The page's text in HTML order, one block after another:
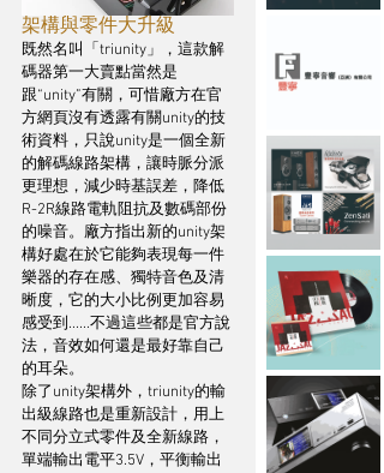
架構與零件大升級
既然名叫「triunity」，這款解
碼器第一大賣點當然是
跟“unity”有關，可惜廠方在官
方網頁沒有透露有關unity的技
術資料，只說unity是一個全新
的解碼線路架構，讓時脈分派
更理想，減少時基誤差，降低
R-2R線路電軌阻抗及數碼部份
的噪音。廠方指出新的unity架
構好處在於它能夠表現每一件
樂器的存在感、獨特音色及清
晰度，它的大小比例更加容易
感受到......不過這些都是官方說
法，音效如何還是最好靠自己
的耳朵。
除了unity架構外，triunity的輸
出級線路也是重新設計，用上
不同分立式零件及全新線路，
單端輸出電平3.5V，平衡輸出